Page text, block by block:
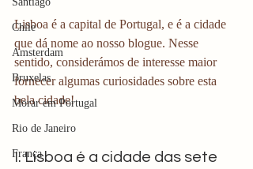
Chile
Amsterdam
Bruxelas
Morar em Portugal
Rio de Janeiro
França
Lisboa é a capital de Portugal, e é a cidade
que dá nome ao nosso blogue. Nesse
sentido, considerámos de interesse maior
fornecer algumas curiosidades sobre esta
bela cidade!
I. Lisboa é a cidade das sete